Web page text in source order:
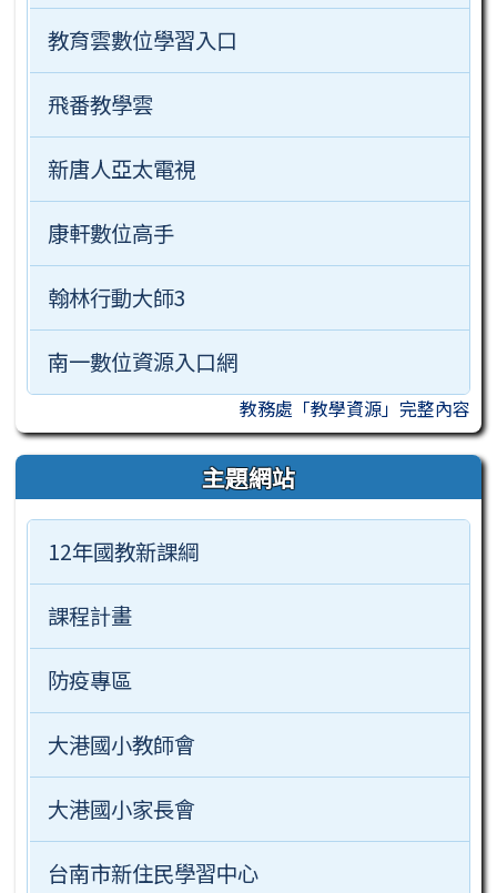
教育雲數位學習入口
飛番教學雲
新唐人亞太電視
康軒數位高手
翰林行動大師3
南一數位資源入口網
教務處「教學資源」完整內容
主題網站
12年國教新課綱
課程計畫
防疫專區
大港國小教師會
大港國小家長會
台南市新住民學習中心